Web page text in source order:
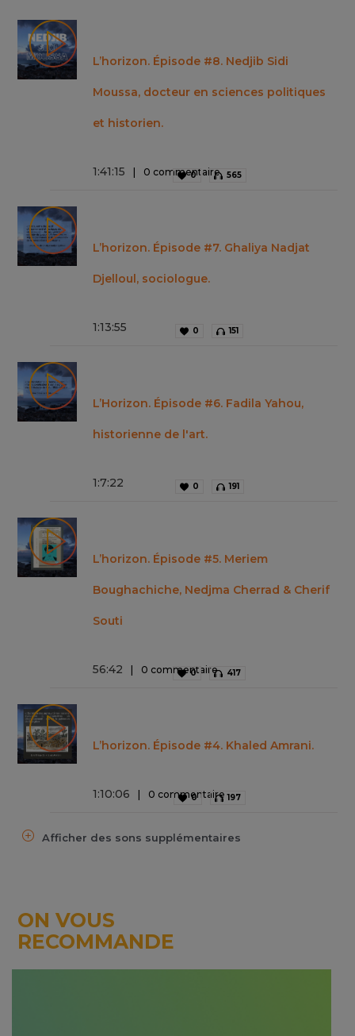
L’horizon. Épisode #8. Nedjib Sidi
Moussa, docteur en sciences politiques
et historien.
1:41:15 0 commentaire
0 565
L’horizon. Épisode #7. Ghaliya Nadjat
Djelloul, sociologue.
1:13:55 0 151
L’Horizon. Épisode #6. Fadila Yahou,
historienne de l'art.
1:7:22 0 191
L’horizon. Épisode #5. Meriem
Boughachiche, Nedjma Cherrad & Cherif
Souti
56:42 0 commentaire
0 417
L’horizon. Épisode #4. Khaled Amrani.
1:10:06 0 commentaire
0 197
Afficher des sons supplémentaires
ON VOUS
RECOMMANDE